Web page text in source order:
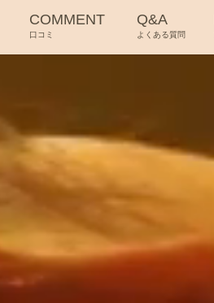
COMMENT
口コミ
Q&A
よくある質問